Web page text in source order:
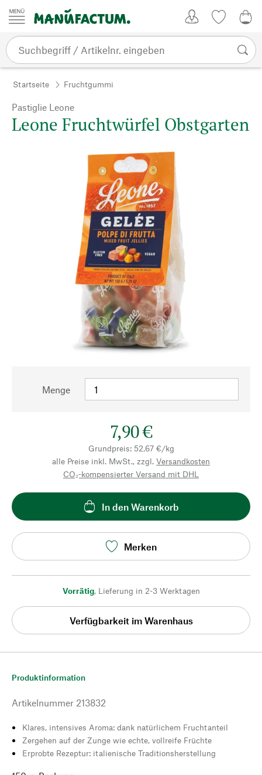
Zum Inhalt springen
Startseite Fruchtgummi
Pastiglie Leone
Leone Fruchtwürfel Obstgarten
Menge
7,90 €
Grundpreis: 52,67 €/kg
alle Preise inkl. MwSt., zzgl. Versandkosten
CO₂-kompensierter Versand mit DHL
In den Warenkorb
Merken
Vorrätig, Lieferung in 2-3 Werktagen
Verfügbarkeit im Warenhaus
Produktinformation
Artikelnummer 213832
Klares, intensives Aroma: dank natürlichem Fruchtanteil
Zergehen auf der Zunge wie echte, vollreife Früchte
Erprobte Rezeptur: italienische Traditionsherstellung